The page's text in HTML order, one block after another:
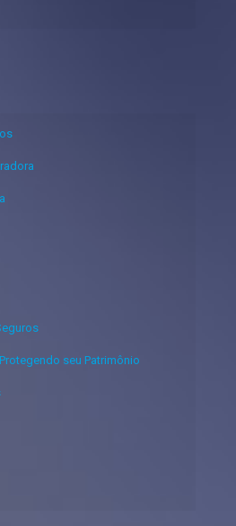
seu Patrimônio